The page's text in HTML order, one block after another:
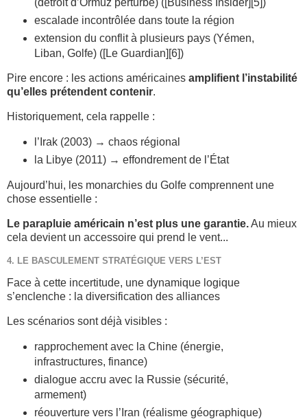
escalade incontrôlée dans toute la région
extension du conflit à plusieurs pays (Yémen,
Liban, Golfe) ([Le Guardian][6])
Pire encore : les actions américaines amplifient l’instabilité
qu’elles prétendent contenir.
Historiquement, cela rappelle :
l’Irak (2003) → chaos régional
la Libye (2011) → effondrement de l’État
Aujourd’hui, les monarchies du Golfe comprennent une
chose essentielle :
Le parapluie américain n’est plus une garantie.Au mieux
cela devient un accessoire qui prend le vent...
4. LE BASCULEMENT STRATÉGIQUE VERS L’EST
Face à cette incertitude, une dynamique logique
s’enclenche : la diversification des alliances
Les scénarios sont déjà visibles :
rapprochement avec la Chine (énergie,
infrastructures, finance)
dialogue accru avec la Russie (sécurité,
armement)
réouverture vers l’Iran (réalisme géographique)